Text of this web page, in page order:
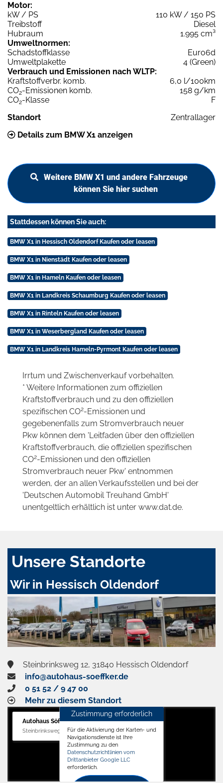
Motor:
kW / PS
110 kW / 150 PS
Treibstoff
Diesel
Hubraum
1.995 cm³
Umweltnormen:
Schadstoffklasse
Euro6d
Umweltplakette
4 (Green)
Verbrauch und Emissionen nach WLTP:
Kraftstoffverbr. komb.
6,0 l/100km
CO2-Emissionen komb.
158 g/km
CO2-Klasse
F
Standort
Zentrallager
Details zum BMW X1 anzeigen
Weitere BMW X1 und andere Fahrzeuge
können Sie hier suchen
Stattdessen können Sie auch:
BMW X1 in Hessisch Oldendorf Kaufen oder leasen
BMW X1 in Nienstädt Kaufen oder leasen
BMW X1 in Hameln Kaufen oder leasen
BMW X1 in Landkreis Schaumburg Kaufen oder leasen
BMW X1 in Rinteln Kaufen oder leasen
BMW X1 in Weserbergland Kaufen oder leasen
BMW X1 in Landkreis Hameln-Pyrmont Kaufen oder leasen
Irrtum und Zwischenverkauf vorbehalten.
* Weitere Informationen zum offiziellen
Kraftstoffverbrauch und zu den offiziellen
spezifischen CO2-Emissionen und
gegebenenfalls zum Stromverbrauch neuer
Pkw können dem 'Leitfaden über den offiziellen
Kraftstoffverbrauch, die offiziellen spezifischen
CO2-Emissionen und den offiziellen
Stromverbrauch neuer Pkw' entnommen
werden, der an allen Verkaufsstellen und bei der
'Deutschen Automobil Treuhand GmbH'
unentgeltlich erhältlich ist unter www.dat.de.
Unsere Standorte
Wir in Hessisch Oldendorf
Steinbrinksweg 12, 31840 Hessisch Oldendorf
info@autohaus-soeffker.de
0 51 52 / 9 47 00
Mehr zu diesem Standort
Autohaus Söffker GmbH
Steinbrinksweg 12, 31840 Hessisch Oldendorf
Zustimmung erforderlich
Für die Aktivierung der Karten- und
Navigationsdienste ist Ihre
Zustimmung zu den
Datenschutzrichtlinien vom
Drittanbieter Google LLC
erforderlich.